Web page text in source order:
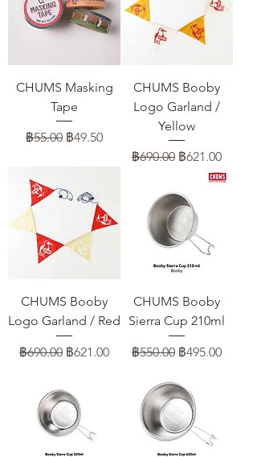
CHUMS Masking
Tape
ราคาปกติ
฿55.00 ราคาขายลด
฿49.50
CHUMS Booby
Logo Garland /
Yellow
ราคาปกติ
฿690.00 ราคาขายลด
฿621.00
CHUMS Booby
Logo Garland / Red
ราคาปกติ
฿690.00 ราคาขายลด
฿621.00
CHUMS Booby
Sierra Cup 210ml
ราคาปกติ
฿550.00 ราคาขายลด
฿495.00